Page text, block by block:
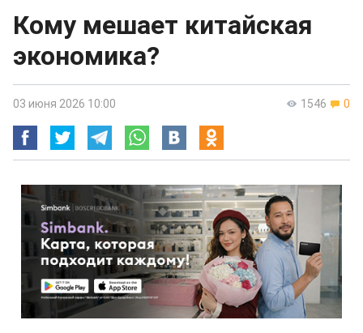
Кому мешает китайская
экономика?
1546 0
03 июня 2026 10:00